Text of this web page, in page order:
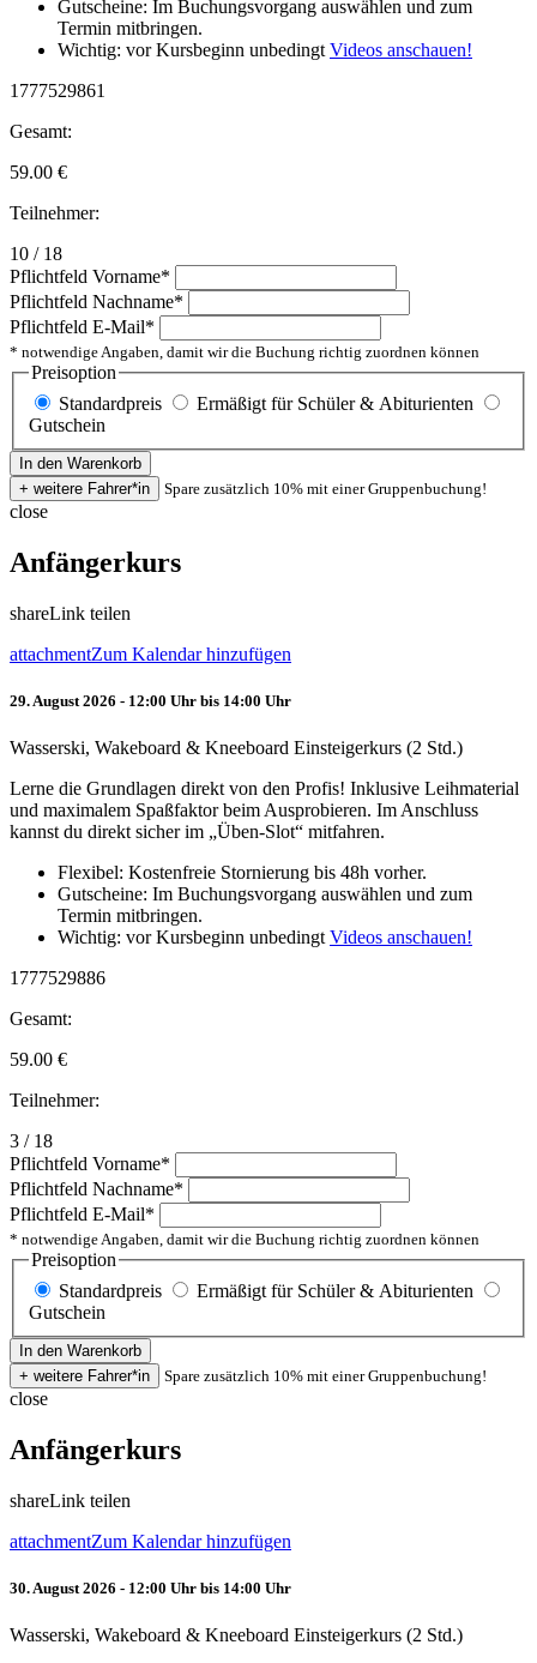
Gutscheine: Im Buchungsvorgang auswählen und zum
Termin mitbringen.
Wichtig: vor Kursbeginn unbedingtVideos anschauen!
1777529861
Gesamt:
59.00 €
Teilnehmer:
10 / 18
Pflichtfeld Vorname*
Pflichtfeld Nachname*
Pflichtfeld E-Mail*
* notwendige Angaben, damit wir die Buchung richtig zuordnen können
Preisoption
Standardpreis
Ermäßigt für Schüler & Abiturienten
Gutschein
Spare zusätzlich 10% mit einer Gruppenbuchung!
close
Anfängerkurs
shareLink teilen
attachmentZum Kalendar hinzufügen
29. August 2026 - 12:00 Uhr bis 14:00 Uhr
Wasserski, Wakeboard & Kneeboard Einsteigerkurs (2 Std.)
Lerne die Grundlagen direkt von den Profis! Inklusive Leihmaterial
und maximalem Spaßfaktor beim Ausprobieren. Im Anschluss
kannst du direkt sicher im „Üben-Slot“ mitfahren.
Flexibel: Kostenfreie Stornierung bis 48h vorher.
Gutscheine: Im Buchungsvorgang auswählen und zum
Termin mitbringen.
Wichtig: vor Kursbeginn unbedingt Videos anschauen!
1777529886
Gesamt:
59.00 €
Teilnehmer:
3 / 18
Pflichtfeld Vorname*
Pflichtfeld Nachname*
Pflichtfeld E-Mail*
* notwendige Angaben, damit wir die Buchung richtig zuordnen können
Preisoption
Standardpreis
Ermäßigt für Schüler & Abiturienten
Gutschein
Spare zusätzlich 10% mit einer Gruppenbuchung!
close
Anfängerkurs
shareLink teilen
attachmentZum Kalendar hinzufügen
30. August 2026 - 12:00 Uhr bis 14:00 Uhr
Wasserski, Wakeboard & Kneeboard Einsteigerkurs (2 Std.)